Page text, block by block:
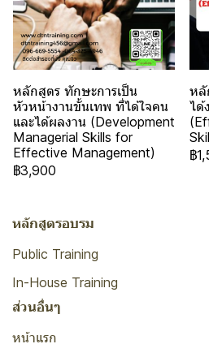
หลักสูตร ทักษะการเป็น
หัวหน้างานขั้นเทพ ที่ได้ใจคน
และได้ผลงาน (Development
Managerial Skills for
Effective Management)
฿3,900
หลั
ได้
฿
หลักสูตรอบรม
Public Training
In-House Training
ส่วนอื่นๆ
หน้าแรก